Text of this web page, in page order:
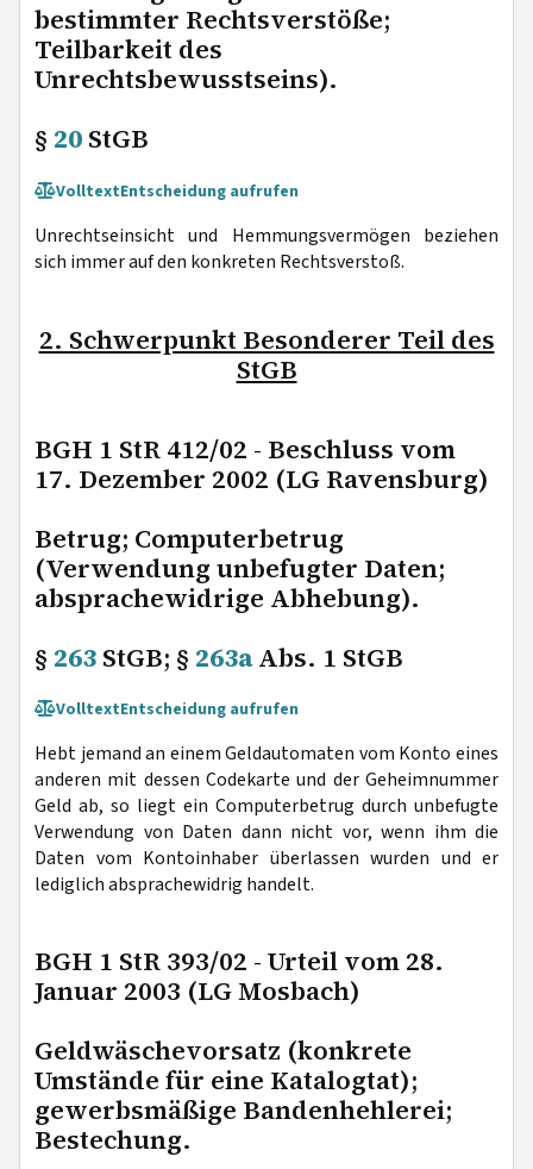
bestimmter Rechtsverstöße;
Teilbarkeit des
Unrechtsbewusstseins).
§ 20 StGB
VolltextEntscheidung aufrufen
Unrechtseinsicht und Hemmungsvermögen beziehen
sich immer auf den konkreten Rechtsverstoß.
2. Schwerpunkt Besonderer Teil des
StGB
BGH 1 StR 412/02 - Beschluss vom
17. Dezember 2002 (LG Ravensburg)
Betrug; Computerbetrug
(Verwendung unbefugter Daten;
absprachewidrige Abhebung).
§ 263 StGB; § 263aAbs. 1 StGB
VolltextEntscheidung aufrufen
Hebt jemand an einem Geldautomaten vom Konto eines
anderen mit dessen Codekarte und der Geheimnummer
Geld ab, so liegt ein Computerbetrug durch unbefugte
Verwendung von Daten dann nicht vor, wenn ihm die
Daten vom Kontoinhaber überlassen wurden und er
lediglich absprachewidrig handelt.
BGH 1 StR 393/02 - Urteil vom 28.
Januar 2003 (LG Mosbach)
Geldwäschevorsatz (konkrete
Umstände für eine Katalogtat);
gewerbsmäßige Bandenhehlerei;
Bestechung.